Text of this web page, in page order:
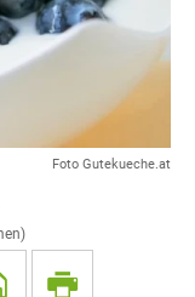
Foto Gutekueche.at